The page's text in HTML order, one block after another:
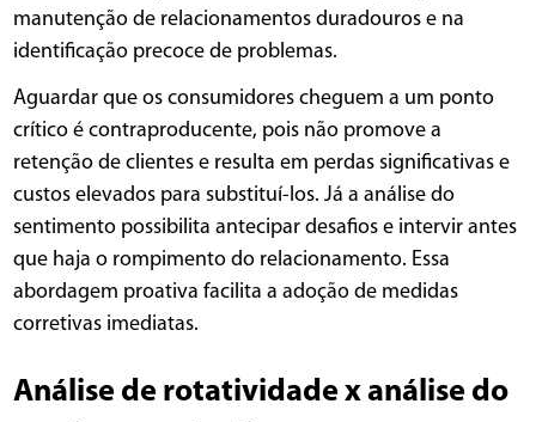
manutenção de relacionamentos duradouros e na
identificação precoce de problemas.
Aguardar que os consumidores cheguem a um ponto
crítico é contraproducente, pois não promove a
retenção de clientes e resulta em perdas significativas e
custos elevados para substituí-los. Já a análise do
sentimento possibilita antecipar desafios e intervir antes
que haja o rompimento do relacionamento. Essa
abordagem proativa facilita a adoção de medidas
corretivas imediatas.
Análise de rotatividade x análise do